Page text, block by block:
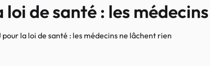
loi de santé : les
pour la loi de santé : les médecins ne lâchent rien